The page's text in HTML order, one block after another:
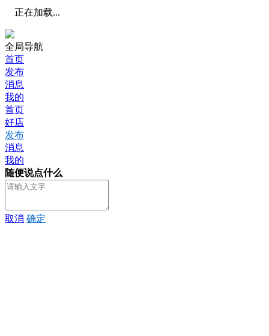
正在加载...
全局导航
首页
发布
消息
我的
首页
好店
发布
消息
我的
随便说点什么
取消 确定